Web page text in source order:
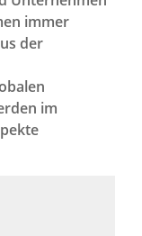
immer
der
im